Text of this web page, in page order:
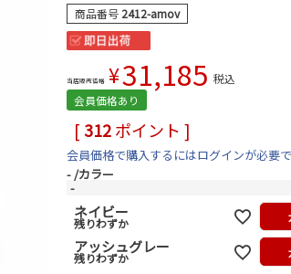
商品番号2412-amov
当店販売価格 ¥31,185 税込
会員価格あり
[312ポイント ]
会員価格で購入するにはログインが必要で
- カラー
-
ネイビー
残りわずか
アッシュグレー
残りわずか